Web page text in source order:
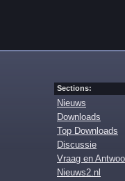
Sections:
Nieuws
Downloads
Top Downloads
Discussie
Vraag en
Nieuws2.nl